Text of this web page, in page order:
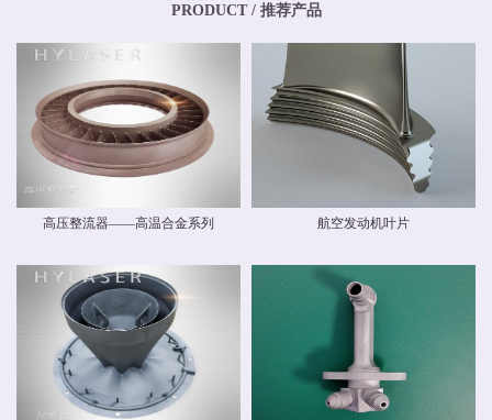
联合研发合作关系。华阳新材料具有高素质人才的研发中心，，拥有一流的跨
检测设备，能够对材料物理力学性能、化学性能及疲劳损伤进行检测，能分析
材料化学成分、分析金属及金属间化合物的分布、分析晶体和晶界组织。 华阳
新材料现有激光专业级金属3D打印设备多台。公司具有ISO9001质量体系认
证，具备完整的质量管理体系。公司战略华阳的价值理念是 创造价值，创新报
国 ；核心竞争力是持续创新、快速响应。我们根据客户需求开发新产品和系统
方案，提供可靠的质量和最好的服务，并降低客户成本。
PRODUCT / 推荐产品
高压整流器——高温合金系列 航空发动机叶片